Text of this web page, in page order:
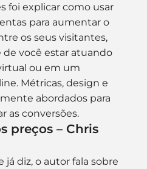
foi explicar como usar
para aumentar o
os seus visitantes,
você estar atuando
ou em um
Métricas, design e
abordados para
as conversões.
preços – Chris
diz, o autor fala sobre